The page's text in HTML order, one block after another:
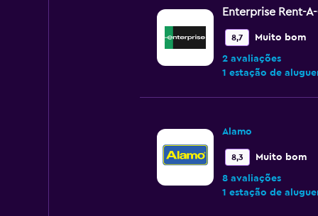
Enterprise Rent-
8,7 Muito bom
2 avaliações
1 estação de
Alamo
8,3 Muito bom
8 avaliações
1 estação de